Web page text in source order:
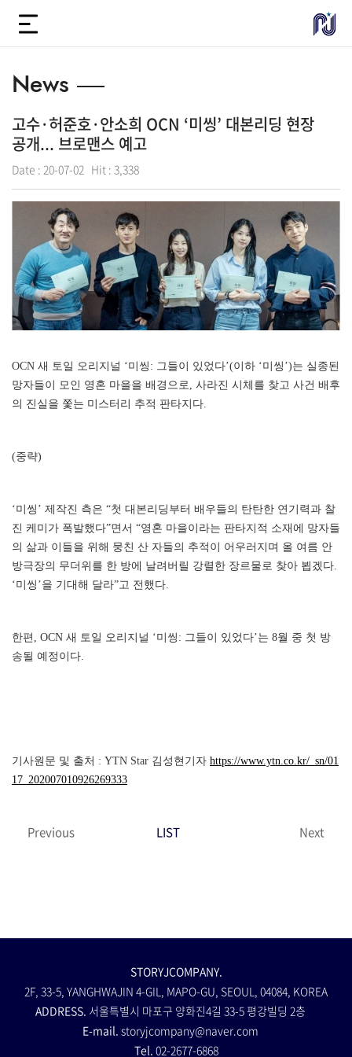
News
고수·허준호·안소희 OCN ‘미씽’ 대본리딩 현장
공개... 브로맨스 예고
Date : 20-07-02 Hit : 3,338
OCN 새 토일 오리지널 ‘미씽: 그들이 있었다’(이하 ‘미씽’)는 실종된
망자들이 모인 영혼 마을을 배경으로, 사라진 시체를 찾고 사건 배후
의 진실을 쫓는 미스터리 추적 판타지다.
(중략)
‘미씽’ 제작진 측은 “첫 대본리딩부터 배우들의 탄탄한 연기력과 찰
진 케미가 폭발했다”면서 “영혼 마을이라는 판타지적 소재에 망자들
의 삶과 이들을 위해 뭉친 산 자들의 추적이 어우러지며 올 여름 안
방극장의 무더위를 한 방에 날려버릴 강렬한 장르물로 찾아 뵙겠다.
‘미씽’을 기대해 달라”고 전했다.
한편, OCN 새 토일 오리지널 ‘미씽: 그들이 있었다’는 8월 중 첫 방
송될 예정이다.
기사원문 및 출처 : YTN Star 김성현기자 https://www.ytn.co.kr/_sn/01
17_202007010926269333
Previous LIST Next
STORYJCOMPANY.
2F, 33-5, YANGHWAJIN 4-GIL, MAPO-GU, SEOUL, 04084, KOREA
ADDRESS. 서울특별시 마포구 양화진4길 33-5 평강빌딩 2층
E-mail. storyjcompany@naver.com
Tel. 02-2677-6868